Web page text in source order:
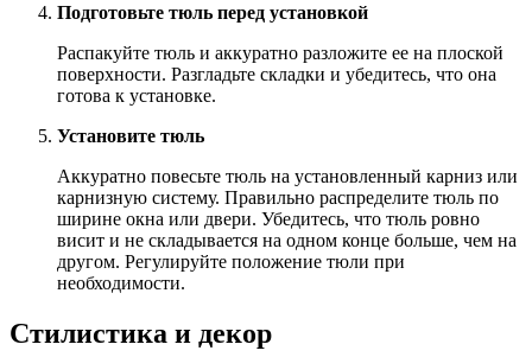
Подготовьте тюль перед установкой
Распакуйте тюль и аккуратно разложите ее на плоской
поверхности. Разгладьте складки и убедитесь, что она
готова к установке.
Установите тюль
Аккуратно повесьте тюль на установленный карниз или
карнизную систему. Правильно распределите тюль по
ширине окна или двери. Убедитесь, что тюль ровно
висит и не складывается на одном конце больше, чем на
другом. Регулируйте положение тюли при
необходимости.
Стилистика и декор